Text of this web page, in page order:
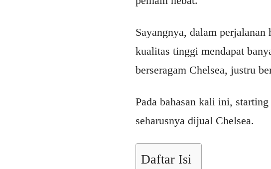
Sayangnya, dalam
kualitas tinggi mendapat
berseragam Chelsea, justru
Pada bahasan kali ini,
seharusnya dijual Chelsea.
Daftar Isi